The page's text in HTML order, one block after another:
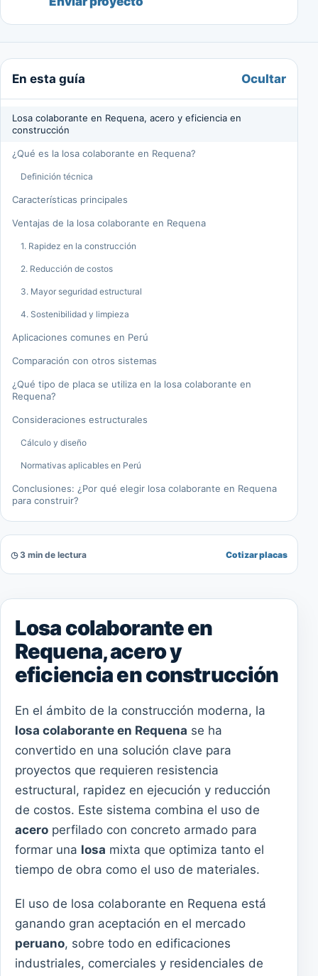
En esta guía Ocultar
Losa colaborante en Requena, acero y eficiencia en
construcción
¿Qué es la losa colaborante en Requena?
Definición técnica
Características principales
Ventajas de la losa colaborante en Requena
1. Rapidez en la construcción
2. Reducción de costos
3. Mayor seguridad estructural
4. Sostenibilidad y limpieza
Aplicaciones comunes en Perú
Comparación con otros sistemas
¿Qué tipo de placa se utiliza en la losa colaborante en
Requena?
Consideraciones estructurales
Cálculo y diseño
Normativas aplicables en Perú
Conclusiones: ¿Por qué elegir losa colaborante en Requena
para construir?
◷ 3 min de lectura Cotizar placas
Losa colaborante en
Requena, acero y
eficiencia en construcción
En el ámbito de la construcción moderna, la
losa colaborante en Requena se ha
convertido en una solución clave para
proyectos que requieren resistencia
estructural, rapidez en ejecución y reducción
de costos. Este sistema combina el uso de
acero perfilado con concreto armado para
formar una losa mixta que optimiza tanto el
tiempo de obra como el uso de materiales.
El uso de losa colaborante en Requena está
ganando gran aceptación en el mercado
peruano, sobre todo en edificaciones
industriales, comerciales y residenciales de